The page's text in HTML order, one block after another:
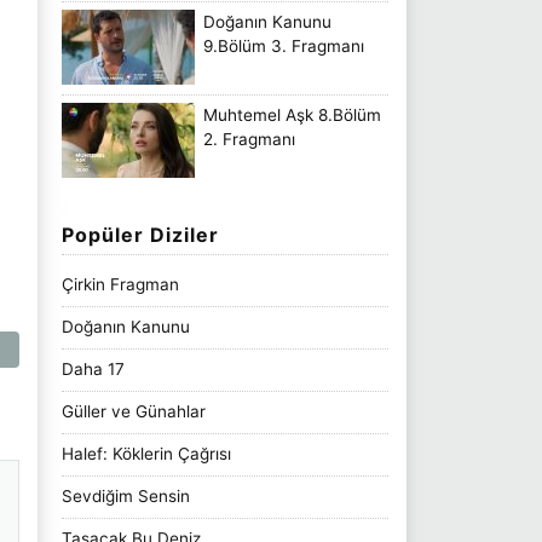
Doğanın Kanunu
9.Bölüm 3. Fragmanı
Muhtemel Aşk 8.Bölüm
2. Fragmanı
Popüler Diziler
Çirkin Fragman
Doğanın Kanunu
Daha 17
Güller ve Günahlar
Halef: Köklerin Çağrısı
Sevdiğim Sensin
Taşacak Bu Deniz